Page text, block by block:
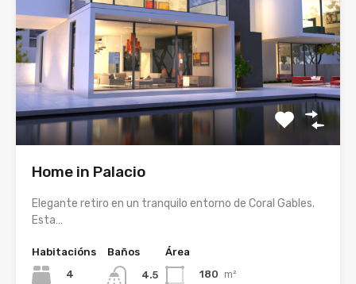
Home in Palacio
Elegante retiro en un tranquilo entorno de Coral Gables.
Esta…
Habitacións
4
Baños
4.5
Área
180 m²